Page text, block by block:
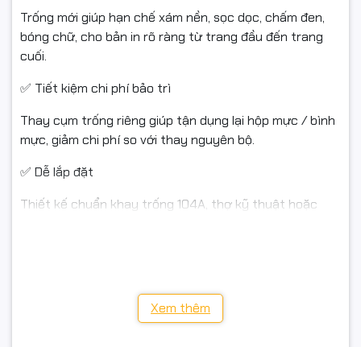
Trống mới giúp hạn chế xám nền, sọc dọc, chấm đen,
bóng chữ, cho bản in rõ ràng từ trang đầu đến trang
cuối.
✅ Tiết kiệm chi phí bảo trì
Thay cụm trống riêng giúp tận dụng lại hộp mực / bình
mực, giảm chi phí so với thay nguyên bộ.
✅ Dễ lắp đặt
Thiết kế chuẩn khay trống 104A, thợ kỹ thuật hoặc
Phù hợp văn phòng, cửa hàng, hộ kinh doanh, dịch vụ in
ấn đang chạy máy HP Neverstop liên tục.
Xem thêm
#Neverstop1200w #linhkienmayin #drumHP #fullVAT
#NgocThoComputer